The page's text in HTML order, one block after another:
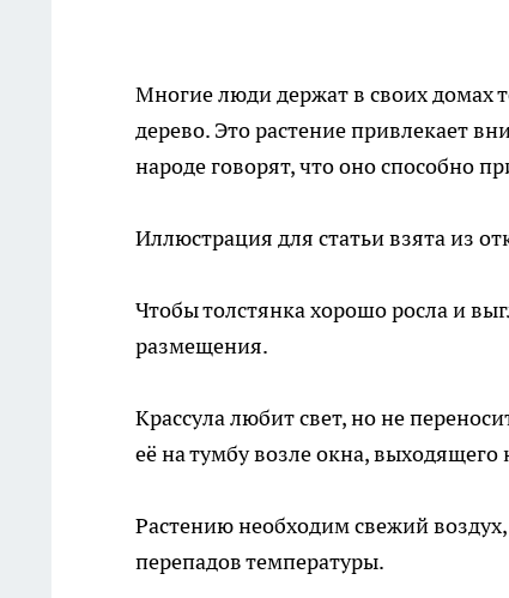
Многие люди держат в своих домах
дерево. Это растение привлекает
народе говорят, что оно способно
Иллюстрация для статьи взята из
Чтобы толстянка хорошо росла и
размещения.
Крассула любит свет, но не
её на тумбу возле окна, выходящего
Растению необходим свежий
перепадов температуры.